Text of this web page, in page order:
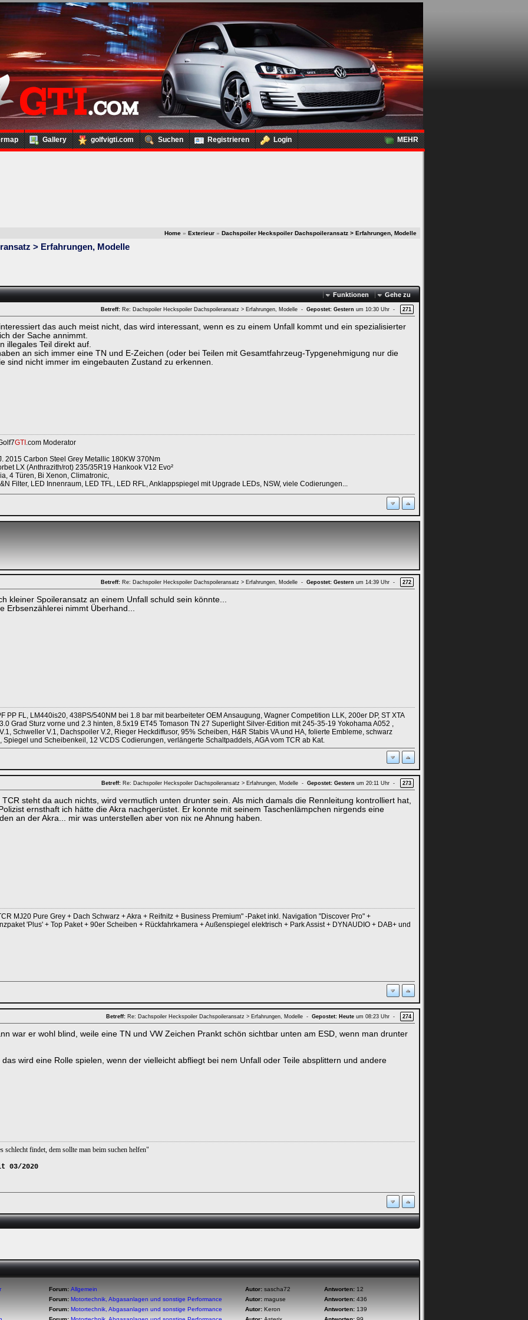
Gallery golfvigti.com Suchen Registrieren Login MEHR
Home » Exterieur » Dachspoiler Heckspoiler Dachspoileransatz > Erfahrungen, Modelle
> Erfahrungen, Modelle
Gehe zu
Funktionen
Betreff: Re: Dachspoiler Heckspoiler Dachspoileransatz > Erfahrungen, Modelle - Gepostet: Gestern um 10:30 Uhr - 271
das auch meist nicht, das wird interessant, wenn es zu einem Unfall kommt und ein spezialisierter
der Sache annimmt.
illegales Teil direkt auf.
an sich immer eine TN und E-Zeichen (oder bei Teilen mit Gesamtfahrzeug-Typgenehmigung nur die
sind nicht immer im eingebauten Zustand zu erkennen.
GTI .com Moderator
2015 Carbon Steel Grey Metallic 180KW 370Nm
LX (Anthrazith/rot) 235/35R19 Hankook V12 Evo²
4 Türen, Bi Xenon, Climatronic,
Filter, LED Innenraum, LED TFL, LED RFL, Anklappspiegel mit Upgrade LEDs, NSW, viele Codierungen...
Betreff: Re: Dachspoiler Heckspoiler Dachspoileransatz > Erfahrungen, Modelle - Gepostet: Gestern um 14:39 Uhr - 272
kleiner Spoileransatz an einem Unfall schuld sein könnte...
Erbsenzählerei nimmt Überhand...
PP FL, LM440is20, 438PS/540NM bei 1.8 bar mit bearbeiteter OEM Ansaugung, Wagner Competition LLK, 200er DP, ST XTA
Grad Sturz vorne und 2.3 hinten, 8.5x19 ET45 Tomason TN 27 Superlight Silver-Edition mit 245-35-19 Yokohama A052 ,
Schweller V.1, Dachspoiler V.2, Rieger Heckdiffusor, 95% Scheiben, H&R Stabis VA und HA, folierte Embleme, schwarz
Spiegel und Scheibenkeil, 12 VCDS Codierungen, verlängerte Schaltpaddels, AGA vom TCR ab Kat.
Betreff: Re: Dachspoiler Heckspoiler Dachspoileransatz > Erfahrungen, Modelle - Gepostet: Gestern um 20:11 Uhr - 273
TCR steht da auch nichts, wird vermutlich unten drunter sein. Als mich damals die Rennleitung kontrolliert hat,
ernsthaft ich hätte die Akra nachgerüstet. Er konnte mit seinem Taschenlämpchen nirgends eine
an der Akra... mir was unterstellen aber von nix ne Ahnung haben.
MJ20 Pure Grey + Dach Schwarz + Akra + Reifnitz + Business Premium" -Paket inkl. Navigation "Discover Pro" +
'Plus' + Top Paket + 90er Scheiben + Rückfahrkamera + Außenspiegel elektrisch + Park Assist + DYNAUDIO + DAB+ und
Betreff: Re: Dachspoiler Heckspoiler Dachspoileransatz > Erfahrungen, Modelle - Gepostet: Heute um 08:23 Uhr - 274
war er wohl blind, weile eine TN und VW Zeichen Prankt schön sichtbar unten am ESD, wenn man drunter
das wird eine Rolle spielen, wenn der vielleicht abfliegt bei nem Unfall oder Teile absplittern und andere
schlecht findet, dem sollte man beim suchen helfen"
03/2020
Forum: Allgemein Autor: sascha72 Antworten: 12
Forum: Motortechnik, Abgasanlagen und sonstige Performance Autor: maguse Antworten: 436
Forum: Motortechnik, Abgasanlagen und sonstige Performance Autor: Keron Antworten: 139